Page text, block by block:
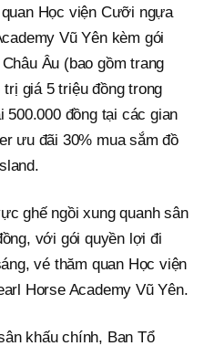
Học viện Cưỡi ngựa
Vũ Yên kèm gói
Âu (bao gồm trang
giá 5 triệu đồng trong
đồng tại các gian
ưu đãi 30% mua sắm đồ
ghế ngồi xung quanh sân
với gói quyền lợi đi
vé thăm quan Học viện
Horse Academy Vũ Yên.
khấu chính, Ban Tổ